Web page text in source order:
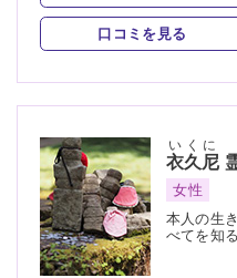
祈願 祈祷 波動修正
スピリチュアルカウンセリ
口コミを見る
衣久尼
いくに
女性
本人の生
べてを知